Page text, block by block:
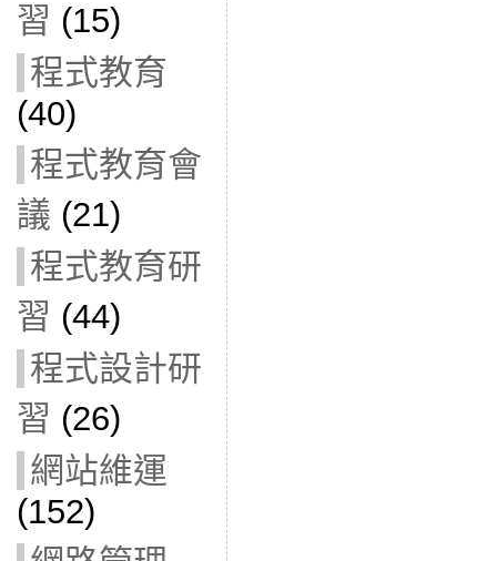
習 (15)
程式教育
(40)
程式教育會
議 (21)
程式教育研
習 (44)
程式設計研
習 (26)
網站維運
(152)